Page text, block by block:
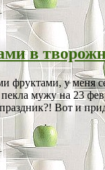
в
у меня
мужу на 23
Вот и